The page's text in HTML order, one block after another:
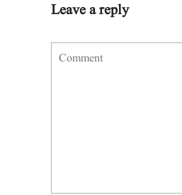
Leave a reply